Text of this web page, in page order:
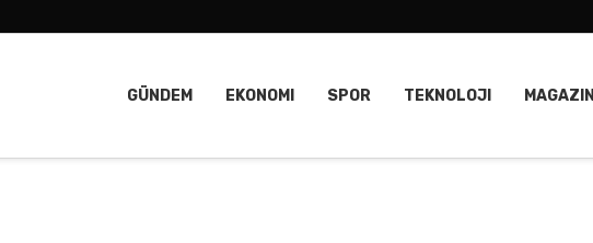
GÜNDEM EKONOMI SPOR TEKNOLOJI MAGAZIN